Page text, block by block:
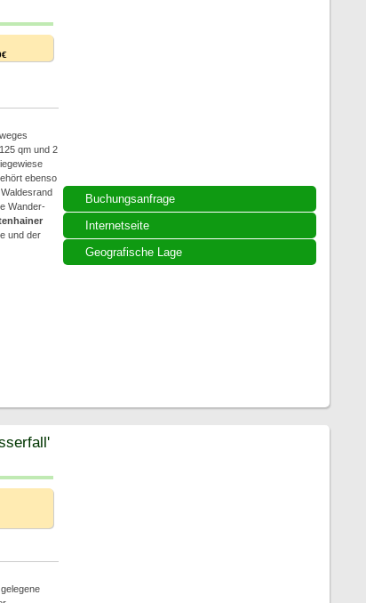
Buchungsanfrage
Internetseite
Geografische Lage
qm und 2
ebenso
Wander-
und der